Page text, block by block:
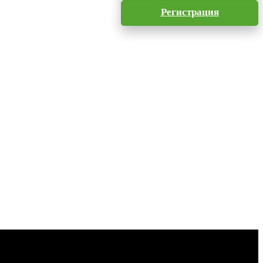
Регистрация